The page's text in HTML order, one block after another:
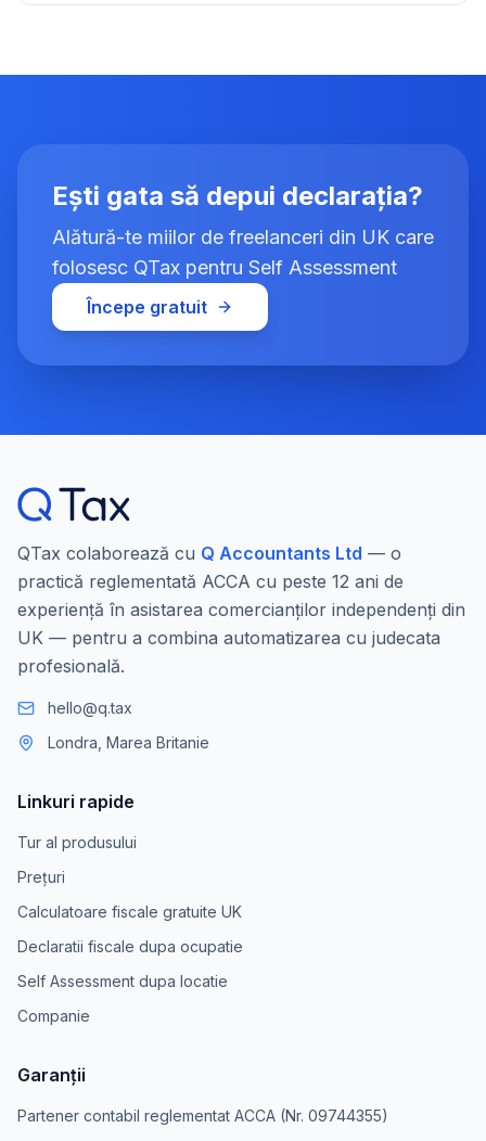
Ești gata să depui declarația?
Alătură-te miilor de freelanceri din UK care
folosesc QTax pentru Self Assessment
Începe gratuit
QTax colaborează cu Q Accountants Ltd — o
practică reglementată ACCA cu peste 12 ani de
experiență în asistarea comercianților independenți din
UK — pentru a combina automatizarea cu judecata
profesională.
hello@q.tax
Londra, Marea Britanie
Linkuri rapide
Tur al produsului
Prețuri
Calculatoare fiscale gratuite UK
Declaratii fiscale dupa ocupatie
Self Assessment dupa locatie
Companie
Garanții
Partener contabil reglementat ACCA (Nr. 09744355)